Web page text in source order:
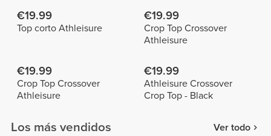
€19.99
Top corto Athleisure
€19.99
Crop Top Crossover
Athleisure
€19.99
Crop Top Crossover
Athleisure
€19.99
Athleisure Crossover
Crop Top - Black
Los más vendidos Ver todo